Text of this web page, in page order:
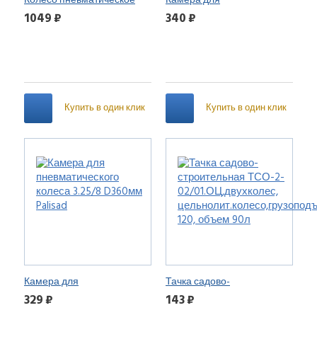
3.25/3.00-8, D360мм, подш.
1049 ₽
Купить в один клик
пневматического колеса
340 ₽
Купить в один клик
Камера для
пневматического колеса
329 ₽
Тачка садово-
строительная ТСО-2-
143 ₽